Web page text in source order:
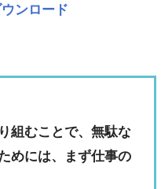
ンロード
組むことで、無駄な
めには、まず仕事の